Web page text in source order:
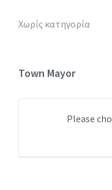
Χωρίς κατηγορία
Town Mayor
Please